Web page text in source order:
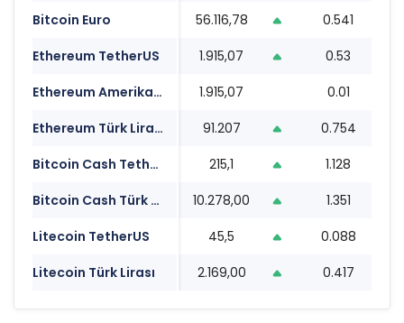
Bitcoin Euro
56.116,78 0.541
Ethereum TetherUS
1.915,07 0.53
Ethereum Amerikan Doları
1.915,07 0.01
Ethereum Türk Lirası
91.207 0.754
Bitcoin Cash TetherUS
215,1 1.128
Bitcoin Cash Türk Lirası
10.278,00 1.351
Litecoin TetherUS
45,5 0.088
Litecoin Türk Lirası
2.169,00 0.417